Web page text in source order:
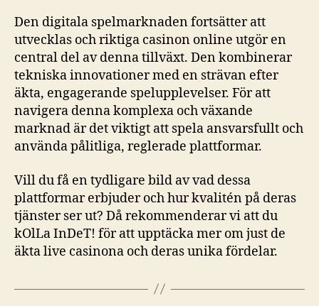
Den digitala spelmarknaden fortsätter att
utvecklas och riktiga casinon online utgör en
central del av denna tillväxt. Den kombinerar
tekniska innovationer med en strävan efter
äkta, engagerande spelupplevelser. För att
navigera denna komplexa och växande
marknad är det viktigt att spela ansvarsfullt och
använda pålitliga, reglerade plattformar.
Vill du få en tydligare bild av vad dessa
plattformar erbjuder och hur kvalitén på deras
tjänster ser ut? Då rekommenderar vi att du
kOlLa InDeT! för att upptäcka mer om just de
äkta live casinona och deras unika fördelar.